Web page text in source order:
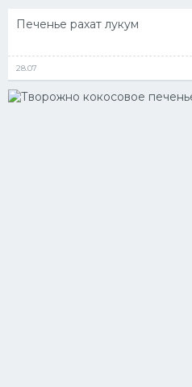
Печенье рахат лукум
28.07